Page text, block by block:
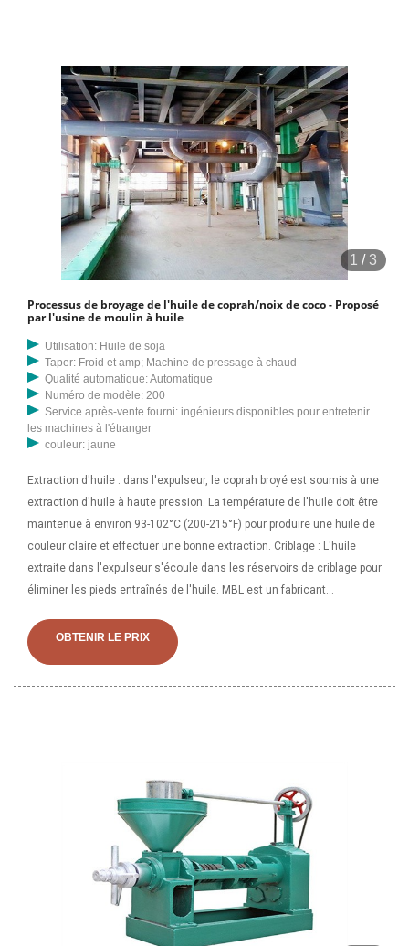
1 /3
Processus de broyage de l'huile de coprah/noix de coco - Proposé
par l'usine de moulin à huile
Utilisation: Huile de soja
Taper: Froid et amp; Machine de pressage à chaud
Qualité automatique: Automatique
Numéro de modèle: 200
Service après-vente fourni: ingénieurs disponibles pour entretenir
les machines à l'étranger
couleur: jaune
Extraction d'huile : dans l'expulseur, le coprah broyé est soumis à une
extraction d'huile à haute pression. La température de l'huile doit être
maintenue à environ 93-102°C (200-215°F) pour produire une huile de
couleur claire et effectuer une bonne extraction. Criblage : L'huile
extraite dans l'expulseur s'écoule dans les réservoirs de criblage pour
éliminer les pieds entraînés de l'huile. MBL est un fabricant
l'expulseur d'huile de noix de coco qui utilise une technologie de
traitement par presse à vis raffinée et améliorée...
OBTENIR LE PRIX